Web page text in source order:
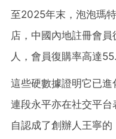
至2025年末，泡泡瑪
店，中國內地註冊會
人，會員復購率高達
這些硬數據證明它已
連段永平亦在社交平台
自認成了創辦人王寧的